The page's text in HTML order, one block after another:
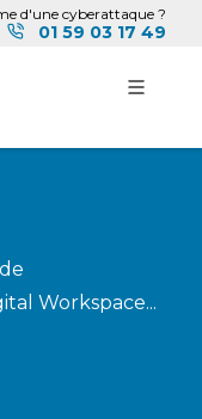
d'une cyberattaque ?
01 59 03 17 49
Workspace...